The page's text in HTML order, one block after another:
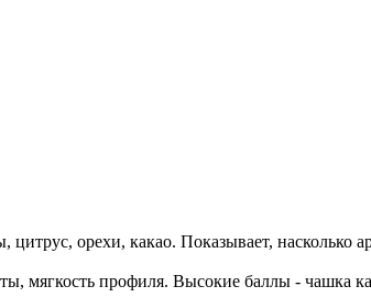
орехи, какао. Показывает, насколько
мягкость профиля. Высокие баллы - чашка